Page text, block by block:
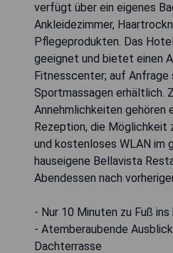
verfügt über ein eigenes
Ankleidezimmer,
Pflegeprodukten. Das
geeignet und bietet einen
Fitnesscenter; auf Anfrage
Sportmassagen erhältlich.
Annehmlichkeiten gehören
Rezeption, die Möglichkeit
und kostenloses WLAN im
hauseigene Bellavista
Abendessen nach
- Nur 10 Minuten zu Fuß
- Atemberaubende
Dachterrasse